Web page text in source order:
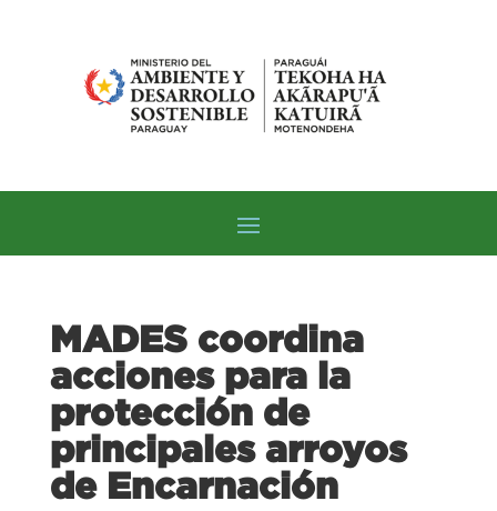
MADES coordina
acciones para la
protección de
principales arroyos
de Encarnación